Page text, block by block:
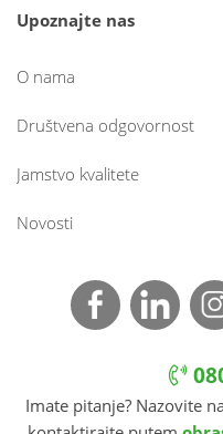
Upoznajte nas
O nama
Društvena odgovornost
Jamstvo kvalitete
Novosti
Imate pitanje? Nazovite